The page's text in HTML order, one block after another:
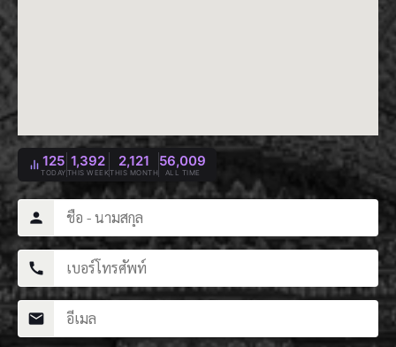
125
TODAY
1,392
THIS WEEK
2,121
THIS MONTH
56,009
ALL TIME
person
call
mail